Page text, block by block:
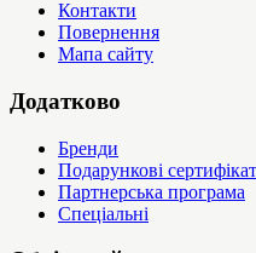
Контакти
Повернення
Мапа сайту
Додатково
Бренди
Подарункові
Партнерська програма
Спеціальні